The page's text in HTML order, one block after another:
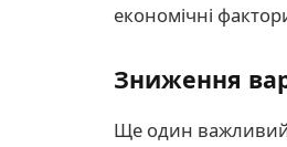
економічні
Зниження
Ще один важливий